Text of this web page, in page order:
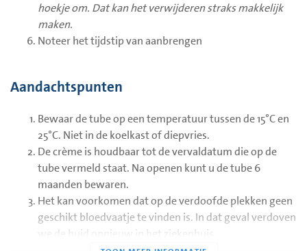
hoekje om. Dat kan het verwijderen straks makkelijk
maken.
Noteer het tijdstip van aanbrengen
Aandachtspunten
Bewaar de tube op een temperatuur tussen de 15°C en
25°C. Niet in de koelkast of diepvries.
De crème is houdbaar tot de vervaldatum die op de
tube vermeld staat. Na openen kunt u de tube 6
maanden bewaren.
Het kan voorkomen dat op de verdoofde plekken geen
geschikt bloedvaatje te vinden is. In dat geval verdoven
we de huid opnieuw in het ziekenhuis.